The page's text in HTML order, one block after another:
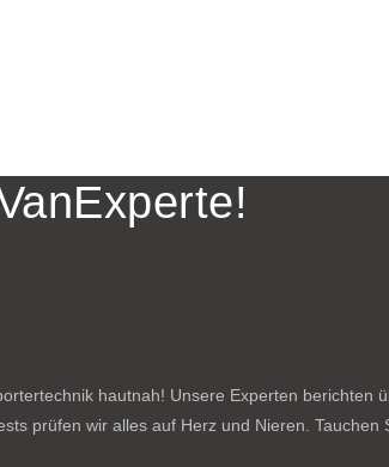
hautnah! Unsere Experten
prüfen wir alles auf Herz und Nieren.